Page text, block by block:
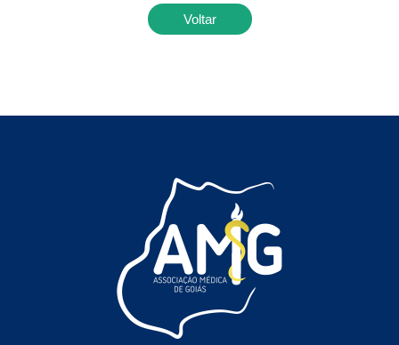
Voltar